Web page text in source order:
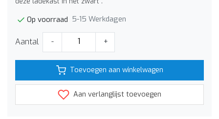
Op voorraad 5-15 Werkdagen
Aantal - +
Toevoegen aan winkelwagen
Aan verlanglijst toevoegen